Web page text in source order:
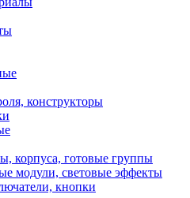
конструкторы
корпуса, готовые группы
модули, световые эффекты
кнопки